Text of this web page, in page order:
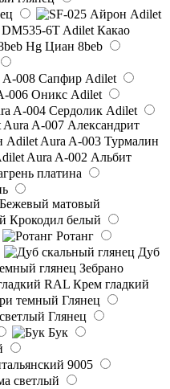
Какао
Hg Циан 8beb
A-008 Сапфир Adilet
006 Оникс Adilet
A-004 Сердолик Adilet
Aura A-007 Александрит
Aura A-003 Турмалин
Aura A-002 Альбит
платина
Бежевый матовый
Крокодил белый
Ротанг
Дуб
Зебрано
RAL Крем гладкий
темный Глянец
Глянец
Бук
9005
светлый